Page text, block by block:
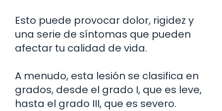
Esto puede provocar dolor, rigidez y
una serie de síntomas que pueden
afectar tu calidad de vida.
A menudo, esta lesión se clasifica en
grados, desde el grado I, que es leve,
hasta el grado III, que es severo.